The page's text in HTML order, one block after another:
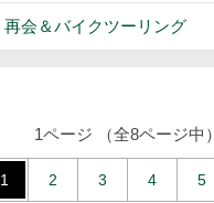
再会＆バイクツーリング
1ページ （全8ページ中）
1 2 3 4 5